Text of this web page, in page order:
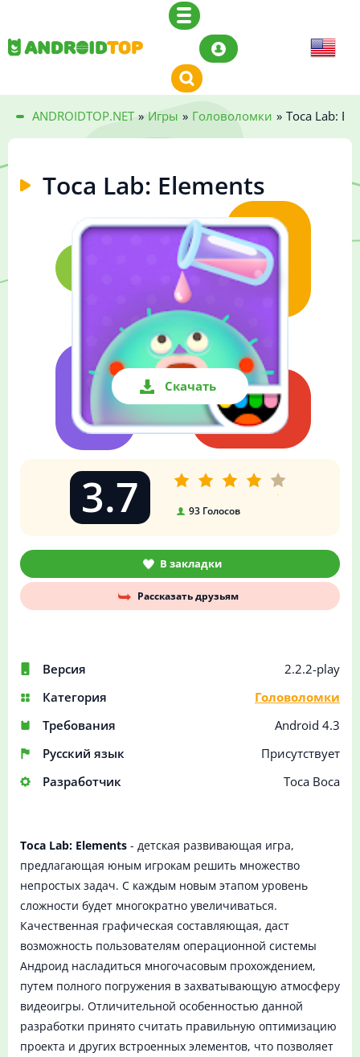
ANDROIDTOP.NET » Игры » Головоломки » Toca Lab:
Toca Lab: Elements
Скачать
Версия
2.2.2-play
Категория
Головоломки
Требования
Android 4.3
Русский язык
Присутствует
Разработчик
Toca Boca
3.7 93 Голосов
В закладки
Рассказать друзьям
Toca Lab: Elements - детская развивающая игра,
предлагающая юным игрокам решить множество
непростых задач. С каждым новым этапом уровень
сложности будет многократно увеличиваться.
Качественная графическая составляющая, даст
возможность пользователям операционной системы
Андроид насладиться многочасовым прохождением,
путем полного погружения в захватывающую атмосферу
видеоигры. Отличительной особенностью данной
разработки принято считать правильную оптимизацию
проекта и других встроенных элементов, что позволяет